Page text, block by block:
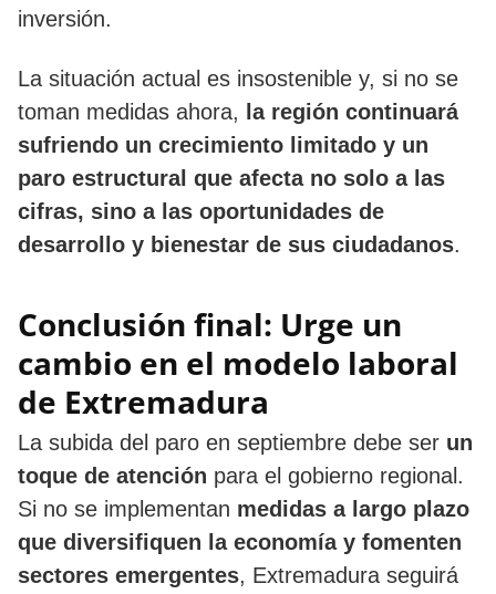
inversión.
La situación actual es insostenible y, si no se
toman medidas ahora,
la región continuará
sufriendo un crecimiento limitado y un
paro estructural que afecta no solo a las
cifras, sino a las oportunidades de
desarrollo y bienestar de sus ciudadanos.
Conclusión final: Urge un
cambio en el modelo laboral
de Extremadura
La subida del paro en septiembre debe ser un
toque de atención para el gobierno regional.
Si no se implementan medidas a largo plazo
que diversifiquen la economía y fomenten
sectores emergentes, Extremadura seguirá